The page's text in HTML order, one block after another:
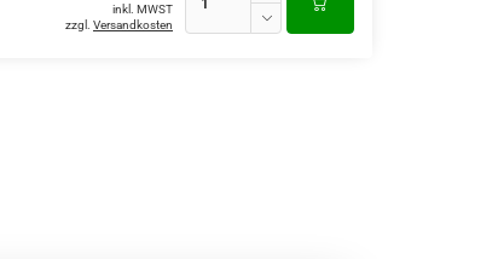
inkl. MWST
zzgl. Versandkosten